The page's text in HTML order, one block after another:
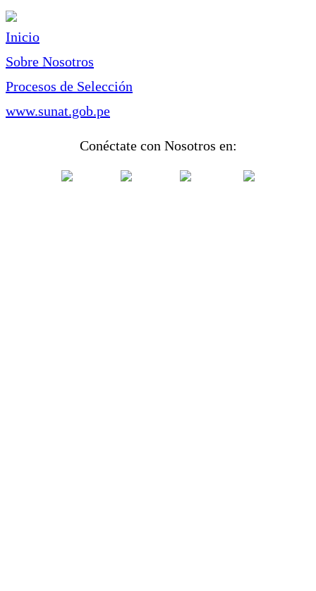
Inicio
Sobre Nosotros
Procesos de Selección
www.sunat.gob.pe
Conéctate con Nosotros en: